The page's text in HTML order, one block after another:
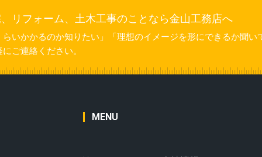
リフォーム、土木工事のことなら金山工務店へ
らいかかるのか知りたい」「理想のイメージを形にできるか聞い
ご連絡ください。
MENU